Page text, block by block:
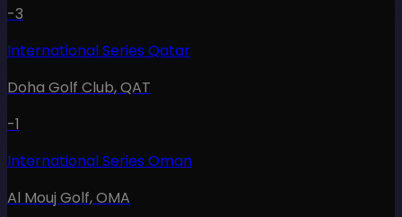
-3
International Series Qatar
Doha Golf Club,QAT
-1
International Series Oman
Al Mouj Golf,OMA